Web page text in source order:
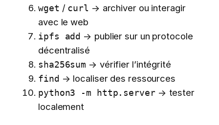
wget / curl → archiver ou interagir
avec le web
ipfs add → publier sur un protocole
décentralisé
sha256sum → vérifier l’intégrité
find → localiser des ressources
python3 -m http.server→ tester
localement